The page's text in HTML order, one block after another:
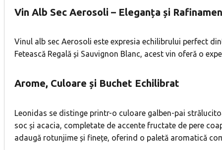
Vin Alb Sec Aerosoli – Eleganța și
Vinul alb sec Aerosoli este expresia echilibrului perfect
Fetească Regală și Sauvignon Blanc, acest vin oferă o
Arome, Culoare și Buchet Echilibrat
Leonidas se distinge printr-o culoare galben-pai
soc și acacia, completate de accente fructate de pere
adaugă rotunjime și finețe, oferind o paletă aromatică